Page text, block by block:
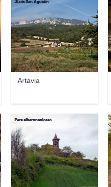
Artavia
JLuis San Agustin
Pere elbaroncolorao